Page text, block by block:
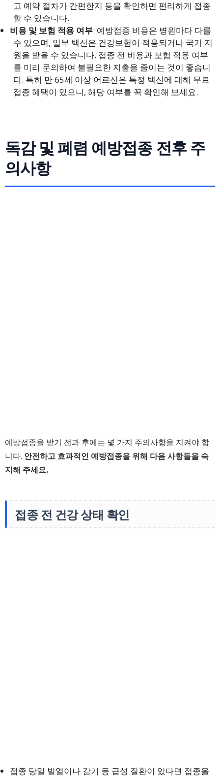
고 예약 절차가 간편한지 등을 확인하면 편리하게 접종
할 수 있습니다.
비용 및 보험 적용 여부: 예방접종 비용은 병원마다 다를
수 있으며, 일부 백신은 건강보험이 적용되거나 국가 지
원을 받을 수 있습니다. 접종 전 비용과 보험 적용 여부
를 미리 문의하여 불필요한 지출을 줄이는 것이 좋습니
다. 특히 만 65세 이상 어르신은 특정 백신에 대해 무료
접종 혜택이 있으니, 해당 여부를 꼭 확인해 보세요.
독감 및 폐렴 예방접종 전후 주
의사항
예방접종을 받기 전과 후에는 몇 가지 주의사항을 지켜야 합
니다. 안전하고 효과적인 예방접종을 위해 다음 사항들을 숙
지해 주세요.
접종 전 건강 상태 확인
접종 당일 발열이나 감기 등 급성 질환이 있다면 접종을